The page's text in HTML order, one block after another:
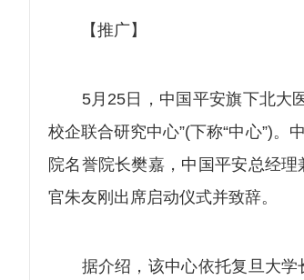
【推广】
5月25日，中国平安旗下北大医
校企联合研究中心”(下称“中心”)
院名誉院长樊嘉，中国平安总经
官朱友刚出席启动仪式并致辞。
据介绍，该中心依托复旦大学